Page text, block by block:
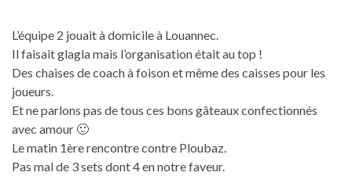
L’équipe 2 jouait à domicile à Louannec.
Il faisait glagla mais l’organisation était au top !
Des chaises de coach à foison et même des caisses pour les
joueurs.
Et ne parlons pas de tous ces bons gâteaux confectionnés
avec amour 🙂
Le matin 1ère rencontre contre Ploubaz.
Pas mal de 3 sets dont 4 en notre faveur.